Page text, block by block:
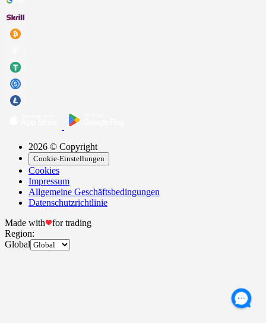
2026 © Copyright
Cookie-Einstellungen
Cookies
Impressum
Allgemeine Geschäftsbedingungen
Datenschutzrichtlinie
Made with
for trading
Region:
Global